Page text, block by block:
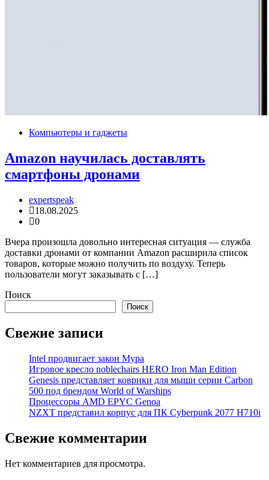
Компьютеры и гаджеты
Amazon научилась доставлять
смартфоны дронами
expertspeak
18.08.2025
0
Вчера произошла довольно интересная ситуация — служба
доставки дронами от компании Amazon расширила список
товаров, которые можно получить по воздуху. Теперь
пользователи могут заказывать с […]
Поиск
Поиск
Свежие записи
Intel продвигает закон Мура
Игровое кресло noblechairs HERO Iron Man Edition
Genesis представляет коврики для мыши серии Carbon
500 под брендом World of Warships
Процессоры AMD EPYC Genoa
NZXT представил корпус для ПК Cyberpunk 2077 H710i
Свежие комментарии
Нет комментариев для просмотра.